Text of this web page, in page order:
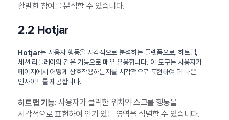
활발한 참여를 분석할 수 있습니다.
2.2 Hotjar
Hotjar는 사용자 행동을 시각적으로 분석하는 플랫폼으로, 히트맵,
세션 리플레이와 같은 기능으로 매우 유용합니다. 이 도구는 사용자가
페이지에서 어떻게 상호작용하는지를 시각적으로 표현하여 더 나은
인사이트를 제공합니다.
히트맵 기능: 사용자가 클릭한 위치와 스크롤 행동을
시각적으로 표현하여 인기 있는 영역을 식별할 수 있습니다.